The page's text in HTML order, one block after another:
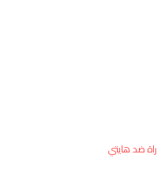
ضد هايتي